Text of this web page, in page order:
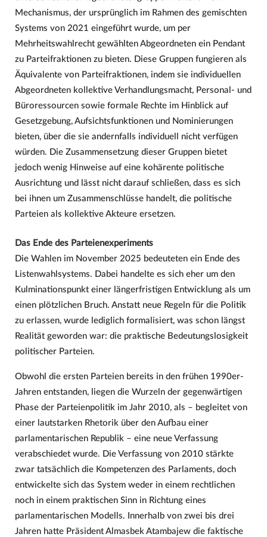
Mechanismus, der ursprünglich im Rahmen des gemischten
Systems von 2021 eingeführt wurde, um per
Mehrheitswahlrecht gewählten Abgeordneten ein Pendant
zu Parteifraktionen zu bieten. Diese Gruppen fungieren als
Äquivalente von Parteifraktionen, indem sie individuellen
Abgeordneten kollektive Verhandlungsmacht, Personal- und
Büroressourcen sowie formale Rechte im Hinblick auf
Gesetzgebung, Aufsichtsfunktionen und Nominierungen
bieten, über die sie andernfalls individuell nicht verfügen
würden. Die Zusammensetzung dieser Gruppen bietet
jedoch wenig Hinweise auf eine kohärente politische
Ausrichtung und lässt nicht darauf schließen, dass es sich
bei ihnen um Zusammenschlüsse handelt, die politische
Parteien als kollektive Akteure ersetzen.
Das Ende des Parteienexperiments
Die Wahlen im November 2025 bedeuteten ein Ende des
Listenwahlsystems. Dabei handelte es sich eher um den
Kulminationspunkt einer längerfristigen Entwicklung als um
einen plötzlichen Bruch. Anstatt neue Regeln für die Politik
zu erlassen, wurde lediglich formalisiert, was schon längst
Realität geworden war: die praktische Bedeutungslosigkeit
politischer Parteien.
Obwohl die ersten Parteien bereits in den frühen 1990er-
Jahren entstanden, liegen die Wurzeln der gegenwärtigen
Phase der Parteienpolitik im Jahr 2010, als – begleitet von
einer lautstarken Rhetorik über den Aufbau einer
parlamentarischen Republik – eine neue Verfassung
verabschiedet wurde. Die Verfassung von 2010 stärkte
zwar tatsächlich die Kompetenzen des Parlaments, doch
entwickelte sich das System weder in einem rechtlichen
noch in einem praktischen Sinn in Richtung eines
parlamentarischen Modells. Innerhalb von zwei bis drei
Jahren hatte Präsident Almasbek Atambajew die faktische